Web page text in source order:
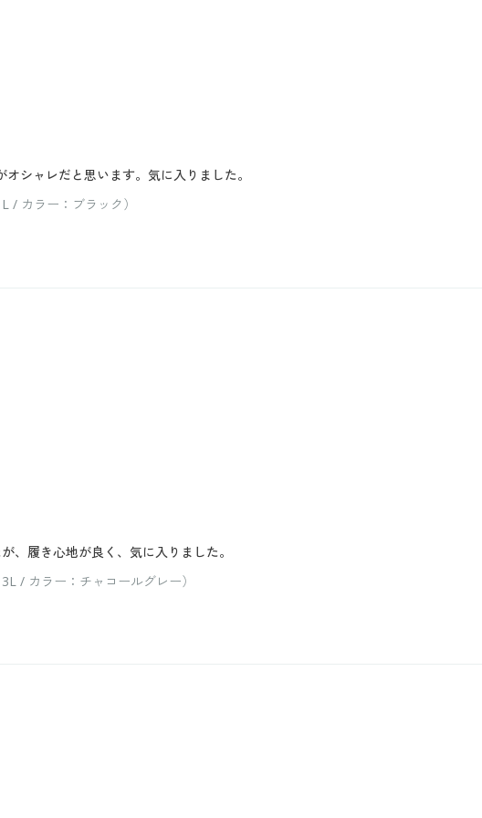
シャレだと思います。気に入りました。
/ カラー：ブラック）
、履き心地が良く、気に入りました。
/ カラー：チャコールグレー）